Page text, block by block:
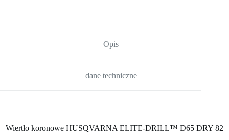
Opis
dane techniczne
Wiertło koronowe HUSQVARNA ELITE-DRILL™ D65 DRY 82